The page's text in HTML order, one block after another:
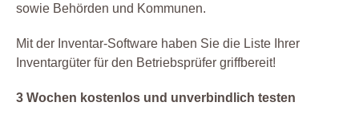
sowie Behörden und Kommunen.
Mit der Inventar-Software haben Sie die Liste Ihrer
Inventargüter für den Betriebsprüfer griffbereit!
3 Wochen kostenlos und unverbindlich testen